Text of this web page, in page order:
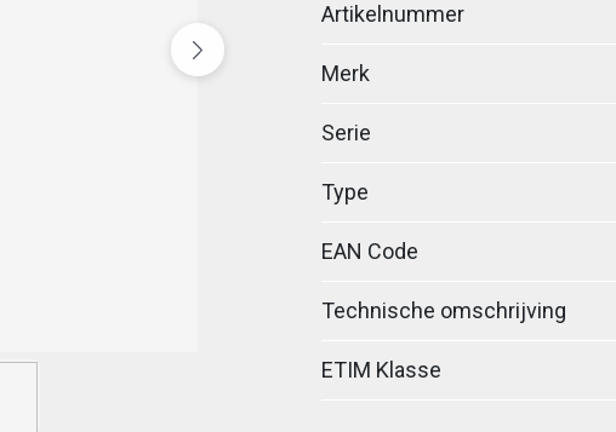
Artikelnummer
Merk
Serie
Type
EAN Code
Technische omschrijving
ETIM Klasse